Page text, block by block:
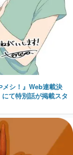
メシ！』Web連載決
て特別話が掲載スタ